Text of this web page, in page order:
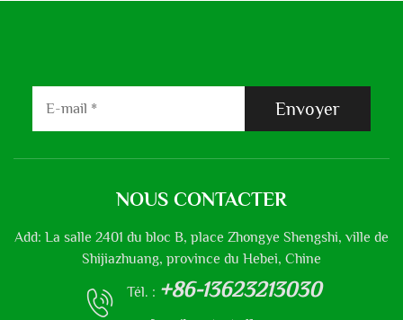
Envoyer
NOUS CONTACTER
Add: La salle 2401 du bloc B, place Zhongye Shengshi, ville de
Shijiazhuang, province du Hebei, Chine
Tél. : +86-13623213030